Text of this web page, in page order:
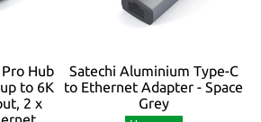
Hub
to 6K
2 x
Satechi Aluminium Type-C
to Ethernet Adapter - Space
Grey